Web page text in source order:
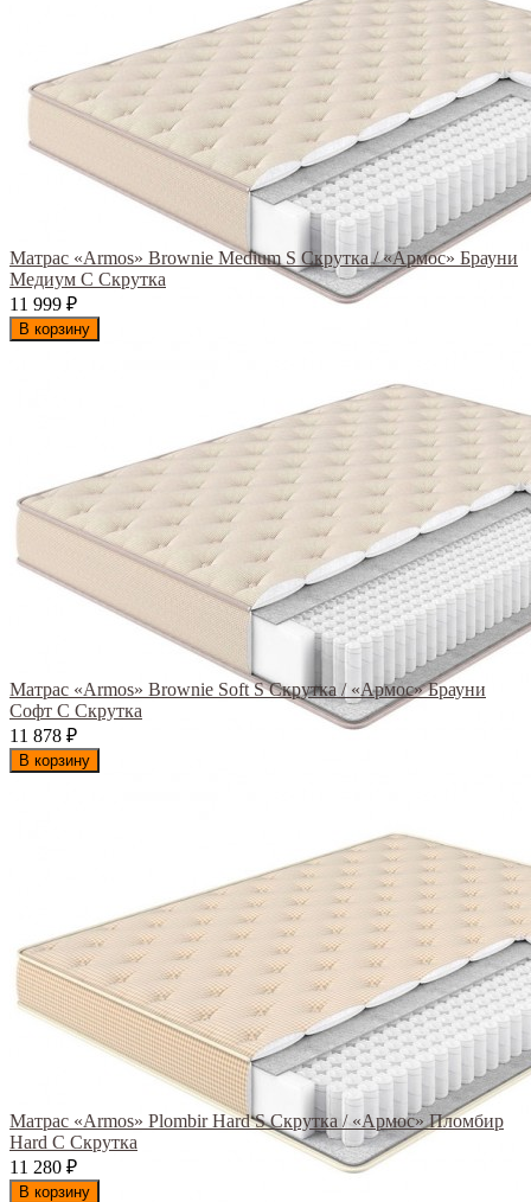
Матрас «Armos» Brownie Medium S Скрутка / «Армос» Брауни
Медиум С Скрутка
11 999 ₽
В корзину
Матрас «Armos» Brownie Soft S Скрутка / «Армос» Брауни
Софт С Скрутка
11 878 ₽
В корзину
Матрас «Armos» Plombir Hard S Скрутка / «Армос» Пломбир
Hard С Скрутка
11 280 ₽
В корзину